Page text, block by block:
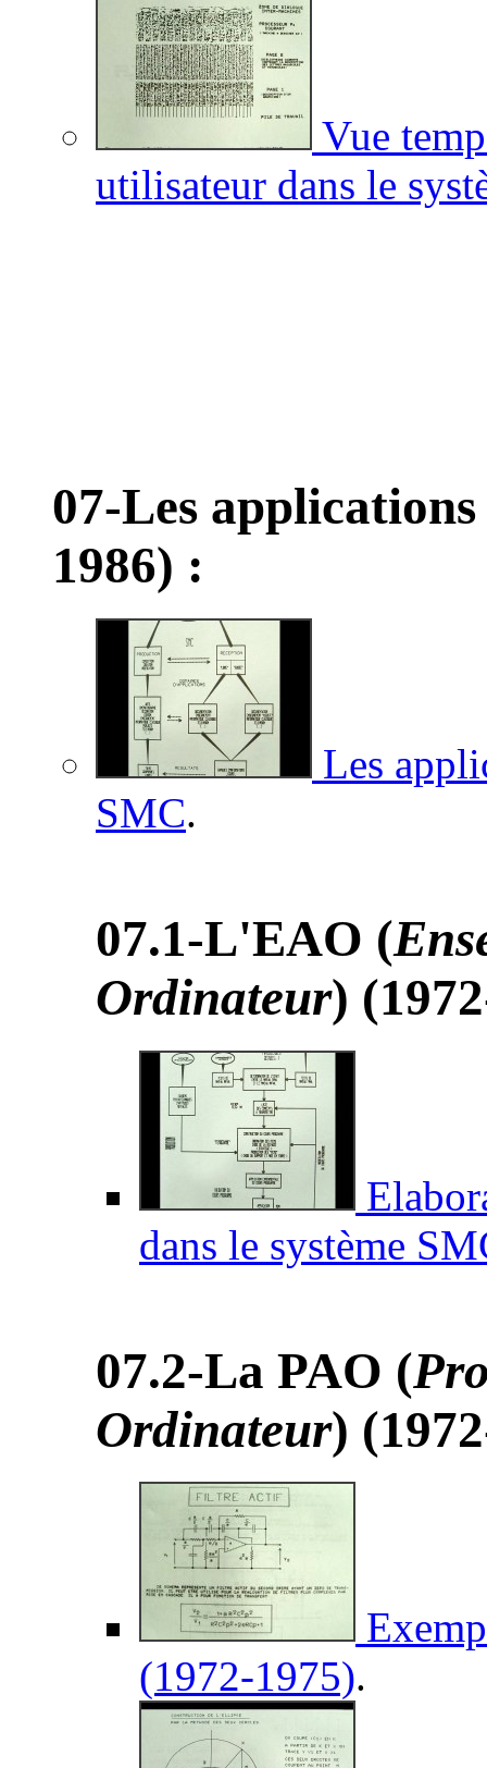
Vue
utilisateur dans le
07-Les
1986) :
Les
SMC.
07.1-L'EAO (
Ordinateur)
dans le système
07.2-La PAO (
Ordinateur)
(1972-1975).